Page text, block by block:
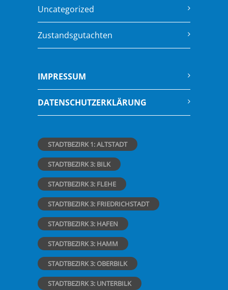
Uncategorized
Zustandsgutachten
IMPRESSUM
DATENSCHUTZERKLÄRUNG
STADTBEZIRK 1: ALTSTADT
STADTBEZIRK 3: BILK
STADTBEZIRK 3: FLEHE
STADTBEZIRK 3: FRIEDRICHSTADT
STADTBEZIRK 3: HAFEN
STADTBEZIRK 3: HAMM
STADTBEZIRK 3: OBERBILK
STADTBEZIRK 3: UNTERBILK